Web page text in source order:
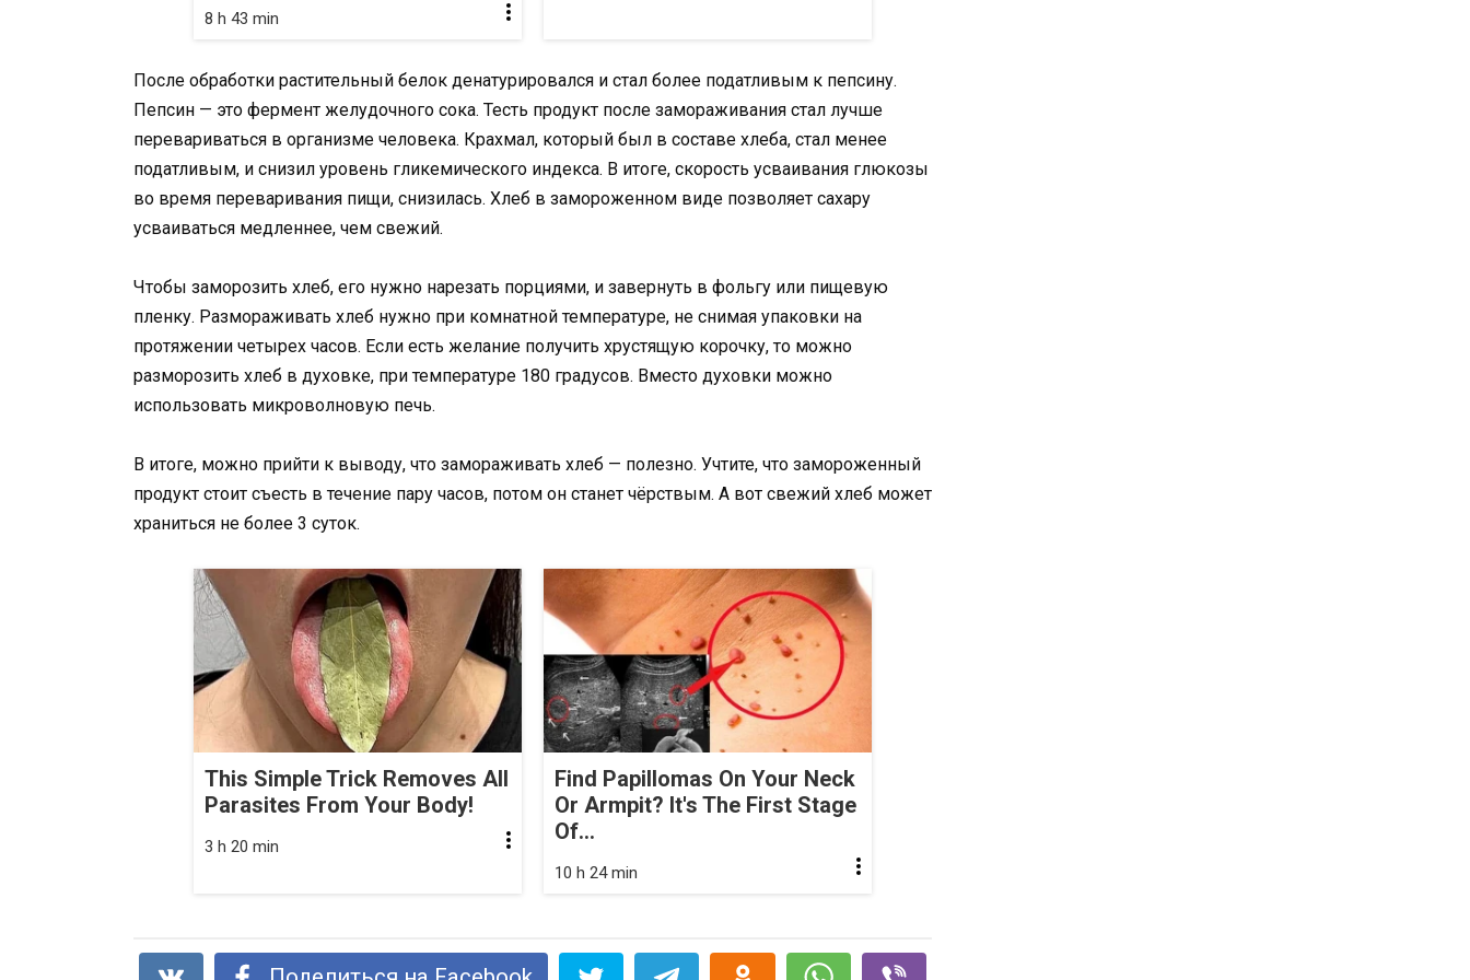
8 h 43 min
После обработки растительный белок денатурировался и стал более податливым к пепсину.
Пепсин — это фермент желудочного сока. Тесть продукт после замораживания стал лучше
перевариваться в организме человека. Крахмал, который был в составе хлеба, стал менее
податливым, и снизил уровень гликемического индекса. В итоге, скорость усваивания глюкозы
во время переваривания пищи, снизилась. Хлеб в замороженном виде позволяет сахару
усваиваться медленнее, чем свежий.
Чтобы заморозить хлеб, его нужно нарезать порциями, и завернуть в фольгу или пищевую
пленку. Размораживать хлеб нужно при комнатной температуре, не снимая упаковки на
протяжении четырех часов. Если есть желание получить хрустящую корочку, то можно
разморозить хлеб в духовке, при температуре 180 градусов. Вместо духовки можно
использовать микроволновую печь.
В итоге, можно прийти к выводу, что замораживать хлеб — полезно. Учтите, что замороженный
продукт стоит съесть в течение пару часов, потом он станет чёрствым. А вот свежий хлеб может
храниться не более 3 суток.
This Simple Trick Removes All
Parasites From Your Body!
3 h 20 min
Find Papillomas On Your Neck
Or Armpit? It's The First Stage
Of...
10 h 24 min